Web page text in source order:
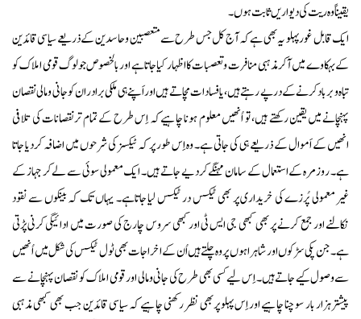
یقیناً وہ ریت کی دیواریں ثابت ہوں۔
ایک قابل غور پہلو یہ بھی ہے کہ آج کل جس طرح سے متعصبین و حاسدین کے ذریعے سیاسی قائدین
کے بہکاوے میں آکر مذہبی منافرت وتعصبات کا اظہار کیا جاتا ہے اور بالخصوص جولوگ قومی املاک کو
تباہ و برباد کرنے کے درپے رہتے ہیں، یافسادات مچاتے ہیں اور اَپنے ہی ملکی برادران کو جانی ومالی نقصان
پہنچانے میں یقین رکھتے ہیں، تو اُنھیں معلوم ہونا چاہیےکہ اِس طرح کے تمام ترنقصانات کی تلافی
انھیں کے اَموال کے ذریعے ہی کی جاتی ہے۔ وہ اِس طور پر کہ ٹیکسز کی شرحوں میں اضافہ کردیا جاتا
ہے۔ روزمرہ کے استعمال کے سامان مہنگے کردیے جاتے ہیں۔ ایک معمولی سوئی سے لے کر جہاز کے
غیر معمولی پُرزے کی خریداری پر بھی ٹیکس در ٹیکس لیا جاتاہے۔ یہاں تک کہ بینکوں سے نقود
نکالنے اور جمع کرنے پر بھی کبھی جی ایس ٹی اورکبھی سروس چارج کی صورت میں ادائیگی کرنی پڑتی
ہے۔ جن پکی سڑکوں اور شاہراہوں پروہ چلتے ہیں اُن کے اخراجات بھی ٹول ٹیکس کی شکل میں اُنھیں
سےوصول کیے جاتے ہیں۔ اِس لیے کسی بھی طرح کی جانی ومالی اور قومی املاک کو نقصان پہنچانے سے
پیشتر ہزار بار سوچنا چاہیے اور اِس پہلو پربھی نظر رکھنی چاہیے کہ سیاسی قائدین جب بھی کبھی مذہبی